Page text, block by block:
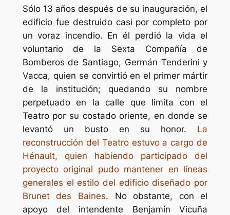
Sólo 13 años después de su inauguración, el
edificio fue destruido casi por completo por
un voraz incendio. En él perdió la vida el
voluntario de la Sexta Compañía de
Bomberos de Santiago, Germán Tenderini y
Vacca, quien se convirtió en el primer mártir
de la institución; quedando su nombre
perpetuado en la calle que limita con el
Teatro por su costado oriente, en donde se
levantó un busto en su honor. La
reconstrucción del Teatro estuvo a cargo de
Hénault, quien habiendo participado del
proyecto original pudo mantener en líneas
generales el estilo del edificio diseñado por
Brunet des Baines. No obstante, con el
apoyo del intendente Benjamín Vicuña